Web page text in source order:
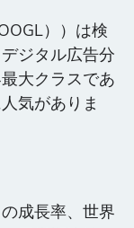
））は検
ジタル広告分
大クラスであ
気がありま
成長率、世界